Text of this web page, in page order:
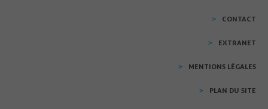
CONTACT
EXTRANET
MENTIONS LÉGALES
PLAN DU SITE